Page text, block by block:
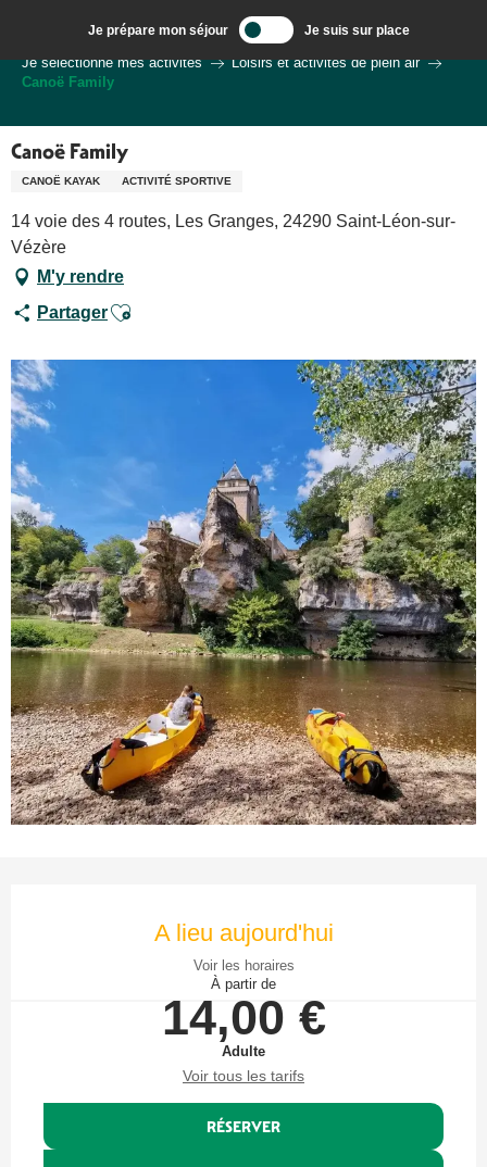
contenu
principal
Je prépare mon séjour Je suis sur place
Bienvenue à Sarlat, Capitale du Périgord Noir
Je sélectionne mes activités
Loisirs et activités de plein air
Canoë Family
Canoë Family
CANOË KAYAK ACTIVITÉ SPORTIVE
14 voie des 4 routes, Les Granges, 24290 Saint-Léon-sur-
Vézère
M'y rendre
PartagerAjouter aux favoris
A lieu aujourd'hui
Voir les horaires
À partir de
14,00 €
Adulte
Voir tous les tarifs
RÉSERVER